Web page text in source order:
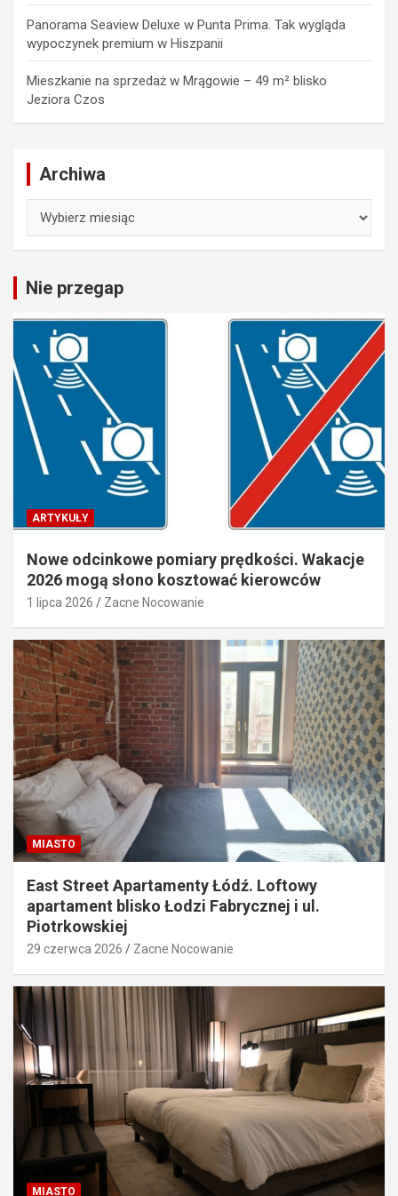
Panorama Seaview Deluxe w Punta Prima. Tak wygląda
wypoczynek premium w Hiszpanii
Mieszkanie na sprzedaż w Mrągowie – 49 m² blisko
Jeziora Czos
Archiwa
Nie przegap
ARTYKUŁY
Nowe odcinkowe pomiary prędkości. Wakacje
2026 mogą słono kosztować kierowców
1 lipca 2026 Zacne Nocowanie
MIASTO
East Street Apartamenty Łódź. Loftowy
apartament blisko Łodzi Fabrycznej i ul.
Piotrkowskiej
29 czerwca 2026 Zacne Nocowanie
MIASTO